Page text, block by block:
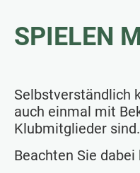
SPIELEN
Selbstverständlich
auch einmal mit
Klubmitglieder sind.
Beachten Sie dabei